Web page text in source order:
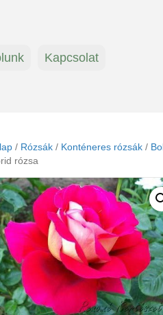
Kapcsolat
/ Rózsák / Konténeres rózsák /
rózsa